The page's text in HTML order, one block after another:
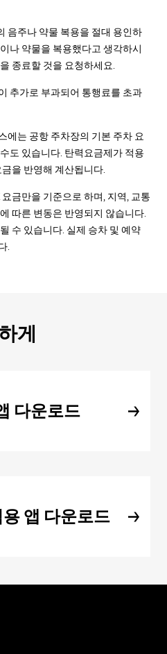
음주나 약물 복용을 절대 용인하
나 약물을 복용했다고 생각하시
종료할 것을 요청하세요.
추가로 부과되어 통행료를 초과
에는 공항 주차장의 기본 주차 요
도 있습니다. 탄력요금제가 적용
을 반영해 계산됩니다.
금만을 기준으로 하며, 지역, 교통
따른 변동은 반영되지 않습니다.
수 있습니다. 실제 승차 및 예약
.
게
다운로드
앱 다운로드